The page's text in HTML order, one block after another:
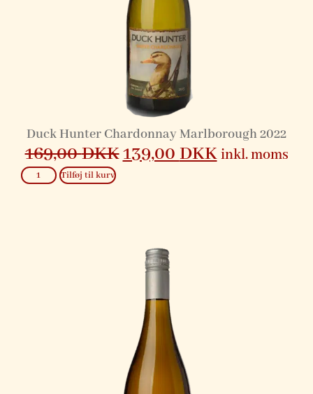
Duck Hunter Chardonnay Marlborough 2022
169,00DKK139,00 DKK inkl. moms
Tilføj til kurv